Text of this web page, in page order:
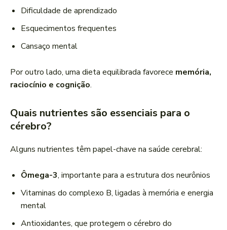
Dificuldade de aprendizado
Esquecimentos frequentes
Cansaço mental
Por outro lado, uma dieta equilibrada favorece memória,
raciocínio e cognição.
Quais nutrientes são essenciais para o
cérebro?
Alguns nutrientes têm papel-chave na saúde cerebral:
Ômega-3, importante para a estrutura dos neurônios
Vitaminas do complexo B, ligadas à memória e energia
mental
Antioxidantes, que protegem o cérebro do